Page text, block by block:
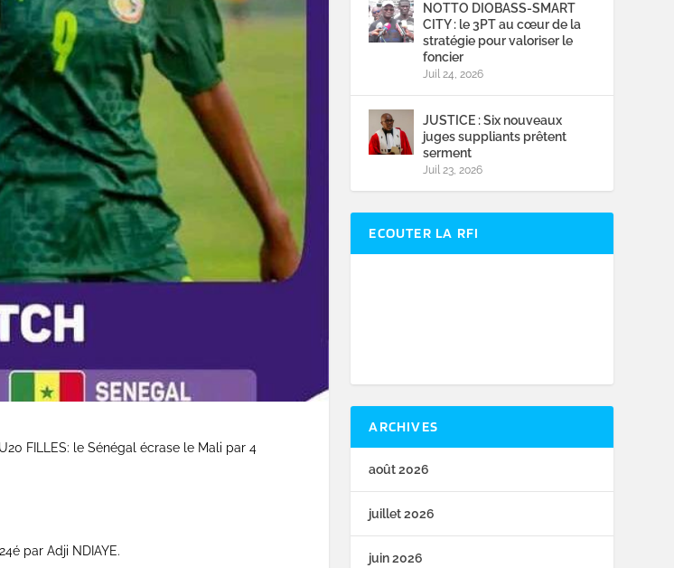
FILLES: le Sénégal écrase le Mali par 4
par Adji NDIAYE.
NOTTO DIOBASS-SMART
CITY : le 3PT au cœur de la
stratégie pour valoriser le
foncier
Juil 24, 2026
JUSTICE : Six nouveaux
juges suppliants prêtent
serment
Juil 23, 2026
ECOUTER LA RFI
ARCHIVES
août 2026
juillet 2026
juin 2026